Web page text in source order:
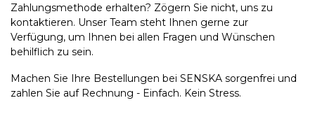
Zahlungsmethode erhalten? Zögern Sie nicht, uns zu
kontaktieren. Unser Team steht Ihnen gerne zur
Verfügung, um Ihnen bei allen Fragen und Wünschen
behilflich zu sein.
Machen Sie Ihre Bestellungen bei SENSKA sorgenfrei und
zahlen Sie auf Rechnung - Einfach. Kein Stress.